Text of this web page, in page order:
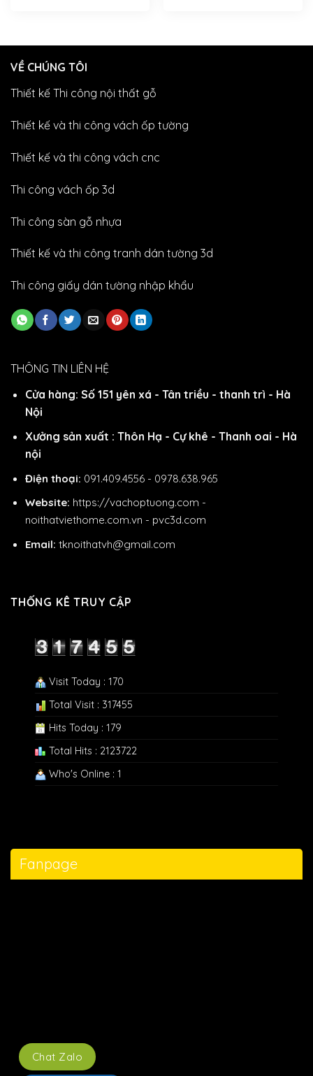
Chat Zalo
VỀ CHÚNG TÔI
Thiết kế Thi công nội thất gỗ
Thiết kế và thi công vách ốp tường
Thiết kế và thi công vách cnc
Thi công vách ốp 3d
Thi công sàn gỗ nhựa
Thiết kế và thi công tranh dán tường 3d
Thi công giấy dán tường nhập khẩu
THÔNG TIN LIÊN HỆ
Cửa hàng: Số 151 yên xá - Tân triều - thanh trì - Hà
Nội
Xưởng sản xuất : Thôn Hạ - Cự khê - Thanh oai - Hà
nội
Điện thoại: 091.409.4556 - 0978.638.965
Website: https://vachoptuong.com -
noithatviethome.com.vn - pvc3d.com
Email: tknoithatvh@gmail.com
THỐNG KÊ TRUY CẬP
Visit Today : 170
Total Visit : 317455
Hits Today : 179
Total Hits : 2123722
Who's Online : 1
Fanpage